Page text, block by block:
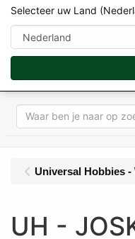
Universal Hobbies -
UH -
Selecteer uw Land